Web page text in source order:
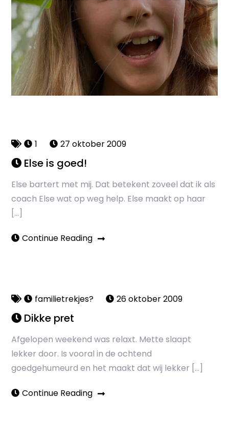
1 27 oktober 2009
Else is goed!
Else bartert met mij. Dat betekent zoveel dat ik als
coach Else wat op weg help. Else maakt op haar
[…]
Continue Reading
familietrekjes? 26 oktober 2009
Dikke pret
Afgelopen weekend was relaxt. Mette slaapt
lekker door. Is vooral in de ochtend
goedgehumeurd en het maakt dat wij lekker […]
Continue Reading